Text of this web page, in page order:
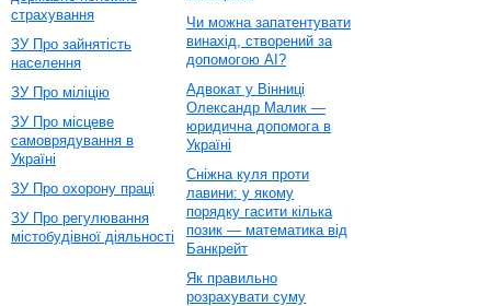
страхування
ЗУ Про зайнятість
населення
ЗУ Про міліцію
ЗУ Про місцеве
самоврядування в
Україні
ЗУ Про охорону праці
ЗУ Про регулювання
містобудівної діяльності
Чи можна запатентувати
винахід, створений за
допомогою AI?
Адвокат у Вінниці
Олександр Малик —
юридична допомога в
Україні
Сніжна куля проти
лавини: у якому
порядку гасити кілька
позик — математика від
Банкрейт
Як правильно
розрахувати суму